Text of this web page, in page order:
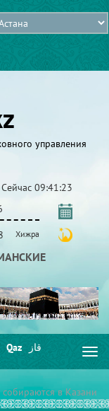
управления
Сейчас 09:41:23
Хижра
Qaz قاز
в Казани